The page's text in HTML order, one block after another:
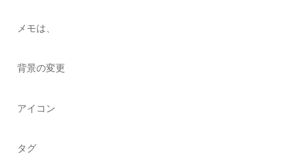
メモは、
背景の変更
アイコン
タグ